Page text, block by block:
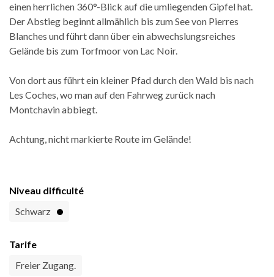
einen herrlichen 360°-Blick auf die umliegenden Gipfel hat.
Der Abstieg beginnt allmählich bis zum See von Pierres
Blanches und führt dann über ein abwechslungsreiches
Gelände bis zum Torfmoor von Lac Noir.
Von dort aus führt ein kleiner Pfad durch den Wald bis nach
Les Coches, wo man auf den Fahrweg zurück nach
Montchavin abbiegt.
Achtung, nicht markierte Route im Gelände!
Niveau difficulté
Schwarz
Tarife
Freier Zugang.